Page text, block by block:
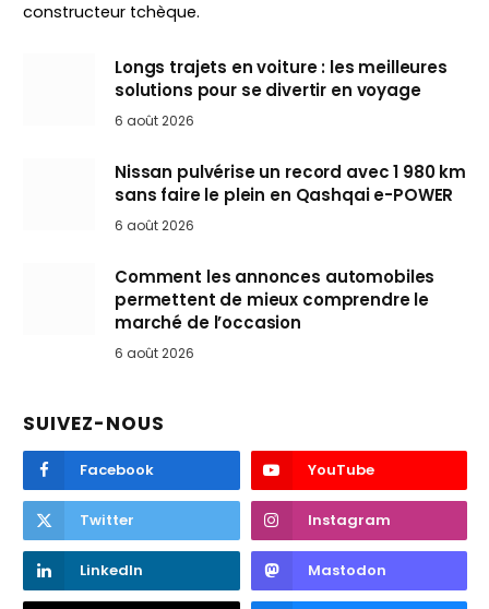
constructeur tchèque.
Longs trajets en voiture : les meilleures
solutions pour se divertir en voyage
6 août 2026
Nissan pulvérise un record avec 1 980 km
sans faire le plein en Qashqai e-POWER
6 août 2026
Comment les annonces automobiles
permettent de mieux comprendre le
marché de l’occasion
6 août 2026
SUIVEZ-NOUS
Facebook YouTube
Twitter Instagram
LinkedIn Mastodon